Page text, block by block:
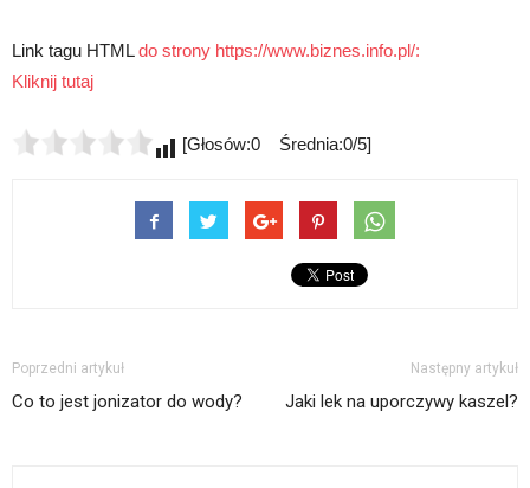
Link tagu HTMLdo strony https://www.biznes.info.pl/:
Kliknij tutaj
[Głosów:0 Średnia:0/5]
Poprzedni artykuł
Co to jest jonizator do wody?
Następny artykuł
Jaki lek na uporczywy kaszel?